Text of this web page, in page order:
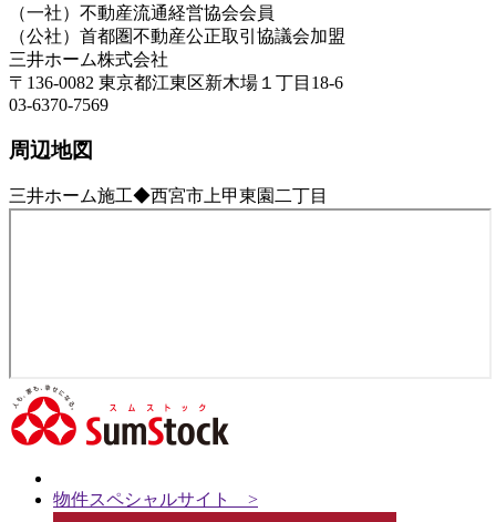
（一社）不動産流通経営協会会員
（公社）首都圏不動産公正取引協議会加盟
三井ホーム株式会社
〒136-0082 東京都江東区新木場１丁目18-6
03-6370-7569
周辺地図
三井ホーム施工◆西宮市上甲東園二丁目
物件スペシャルサイト >